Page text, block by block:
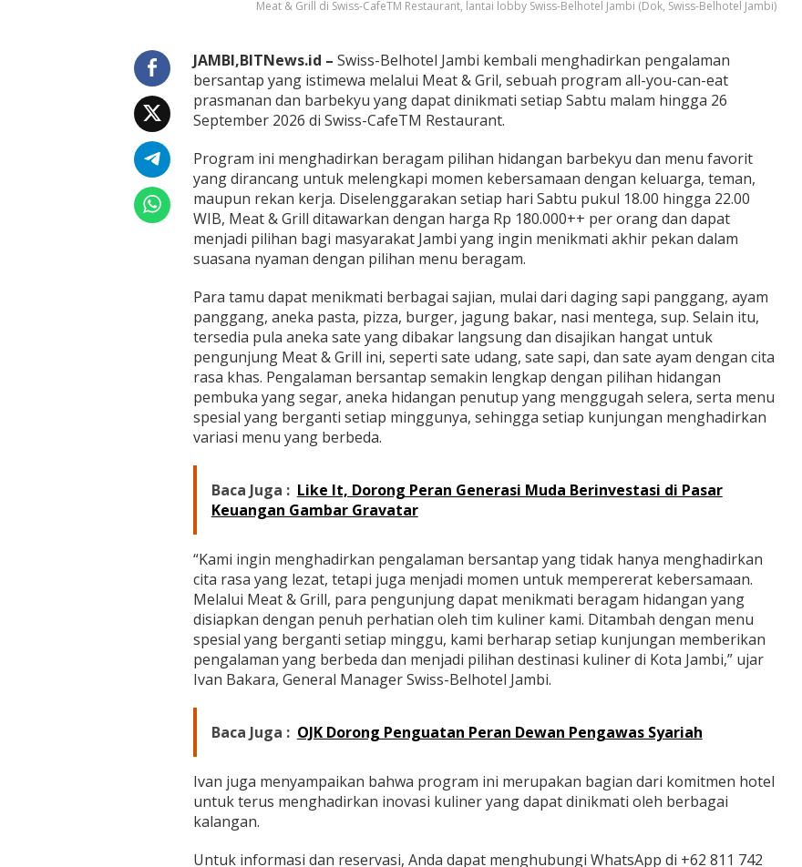
u
k
L
e
n
a
p
i
M
o
m
e
A
k
h
i
r
P
e
k
a
n
Meat & Grill di Swiss-CafeTM Restaurant, lantai lobby Swiss-Belhotel Jambi (Dok, Swiss-Belhotel Jambi)
JAMBI,BITNews.id – Swiss-Belhotel Jambi kembali menghadirkan pengalaman
bersantap yang istimewa melalui Meat & Gril, sebuah program all-you-can-eat
prasmanan dan barbekyu yang dapat dinikmati setiap Sabtu malam hingga 26
September 2026 di Swiss-CafeTM Restaurant.
Program ini menghadirkan beragam pilihan hidangan barbekyu dan menu favorit
yang dirancang untuk melengkapi momen kebersamaan dengan keluarga, teman,
maupun rekan kerja. Diselenggarakan setiap hari Sabtu pukul 18.00 hingga 22.00
WIB, Meat & Grill ditawarkan dengan harga Rp 180.000++ per orang dan dapat
menjadi pilihan bagi masyarakat Jambi yang ingin menikmati akhir pekan dalam
suasana nyaman dengan pilihan menu beragam.
Para tamu dapat menikmati berbagai sajian, mulai dari daging sapi panggang, ayam
panggang, aneka pasta, pizza, burger, jagung bakar, nasi mentega, sup. Selain itu,
tersedia pula aneka sate yang dibakar langsung dan disajikan hangat untuk
pengunjung Meat & Grill ini, seperti sate udang, sate sapi, dan sate ayam dengan cita
rasa khas. Pengalaman bersantap semakin lengkap dengan pilihan hidangan
pembuka yang segar, aneka hidangan penutup yang menggugah selera, serta menu
spesial yang berganti setiap minggunya, sehingga setiap kunjungan menghadirkan
variasi menu yang berbeda.
Baca Juga : Like It, Dorong Peran Generasi Muda Berinvestasi di Pasar
Keuangan Gambar Gravatar
“Kami ingin menghadirkan pengalaman bersantap yang tidak hanya menghadirkan
cita rasa yang lezat, tetapi juga menjadi momen untuk mempererat kebersamaan.
Melalui Meat & Grill, para pengunjung dapat menikmati beragam hidangan yang
disiapkan dengan penuh perhatian oleh tim kuliner kami. Ditambah dengan menu
spesial yang berganti setiap minggu, kami berharap setiap kunjungan memberikan
pengalaman yang berbeda dan menjadi pilihan destinasi kuliner di Kota Jambi,” ujar
Ivan Bakara, General Manager Swiss-Belhotel Jambi.
Baca Juga : OJK Dorong Penguatan Peran Dewan Pengawas Syariah
Ivan juga menyampaikan bahwa program ini merupakan bagian dari komitmen hotel
untuk terus menghadirkan inovasi kuliner yang dapat dinikmati oleh berbagai
kalangan.
Untuk informasi dan reservasi, Anda dapat menghubungi WhatsApp di +62 811 742